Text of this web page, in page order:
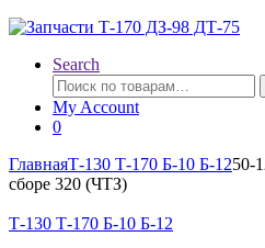
Search
Искать:
My Account
0
ГлавнаяТ-130 Т-170 Б-10 Б-1250-
сборе 320 (ЧТЗ)
Т-130 Т-170 Б-10 Б-12